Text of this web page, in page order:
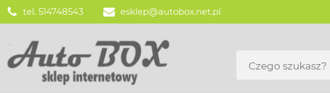
tel. 514748543 esklep@autobox.net.pl